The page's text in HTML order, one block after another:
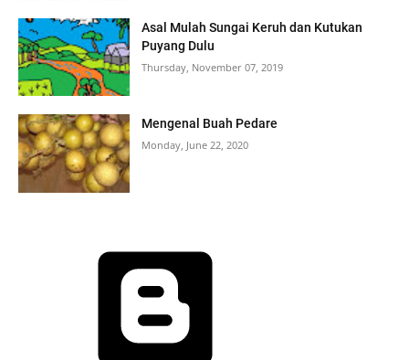
Asal Mulah Sungai Keruh dan Kutukan
Puyang Dulu
Thursday, November 07, 2019
Mengenal Buah Pedare
Monday, June 22, 2020